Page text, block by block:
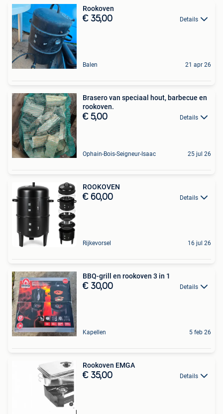
Rookoven
€ 35,00 Details
Balen 21 apr 26
Brasero van speciaal hout, barbecue en
rookoven.
€ 5,00 Details
Ophain-Bois-Seigneur-Isaac 25 jul 26
ROOKOVEN
€ 60,00 Details
Rijkevorsel 16 jul 26
BBQ-grill en rookoven 3 in 1
€ 30,00 Details
Kapellen 5 feb 26
Rookoven EMGA
€ 35,00 Details